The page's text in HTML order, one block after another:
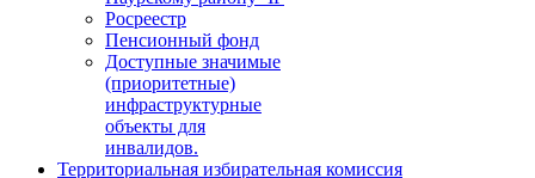
Росреестр
Пенсионный фонд
Доступные значимые
(приоритетные)
инфраструктурные
объекты для
инвалидов.
Территориальная избирательная комиссия